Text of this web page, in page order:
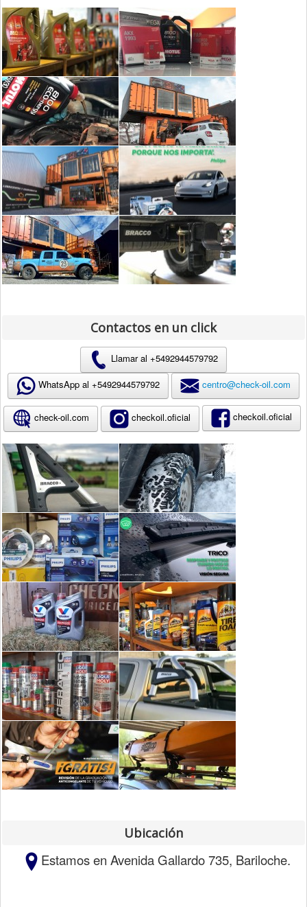
Contactos en un click
Llamar al +5492944579792
WhatsApp al +5492944579792 centro@check-oil.com
check-oil.com checkoil.oficial checkoil.oficial
Ubicación
Estamos en Avenida Gallardo 735, Bariloche.